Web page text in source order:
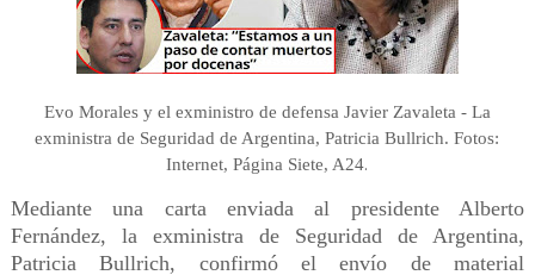
Evo Morales y el exministro de defensa Javier Zavaleta - La
exministra de Seguridad de Argentina, Patricia Bullrich. Fotos:
Internet, Página Siete, A24.
Mediante una carta enviada al presidente Alberto
Fernández, la exministra de Seguridad de Argentina,
Patricia Bullrich, confirmó el envío de material